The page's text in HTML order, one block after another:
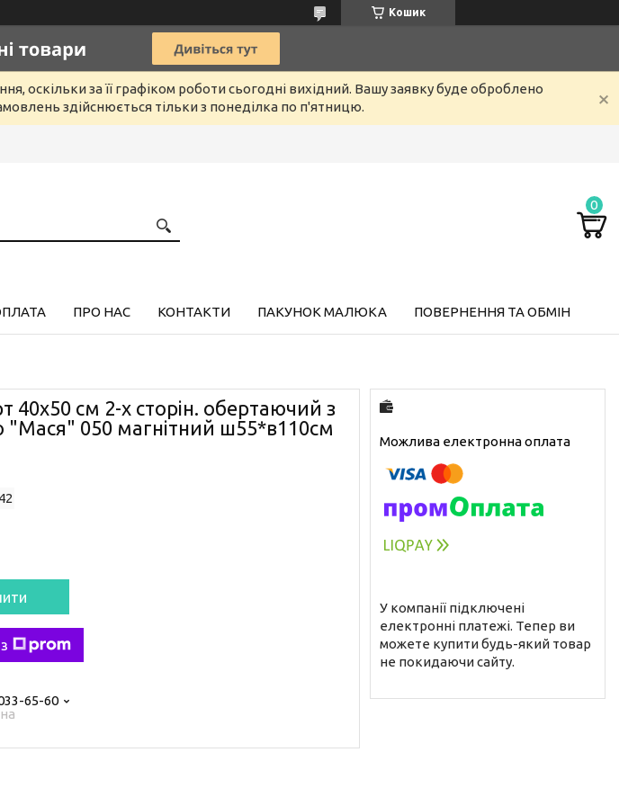
Кошик
оскільки за її графіком роботи сьогодні вихідний. Вашу заявку буде оброблено
здійснюється тільки з понеділка по п'ятницю.
ПРО НАС КОНТАКТИ ПАКУНОК МАЛЮКА ПОВЕРНЕННЯ ТА ОБМІН
40х50 см 2-х сторін. обертаючий з
050 магнітний ш55*в110см
65-60
У компанії підключені
електронні платежі. Тепер ви
можете купити будь-який товар
не покидаючи сайту.